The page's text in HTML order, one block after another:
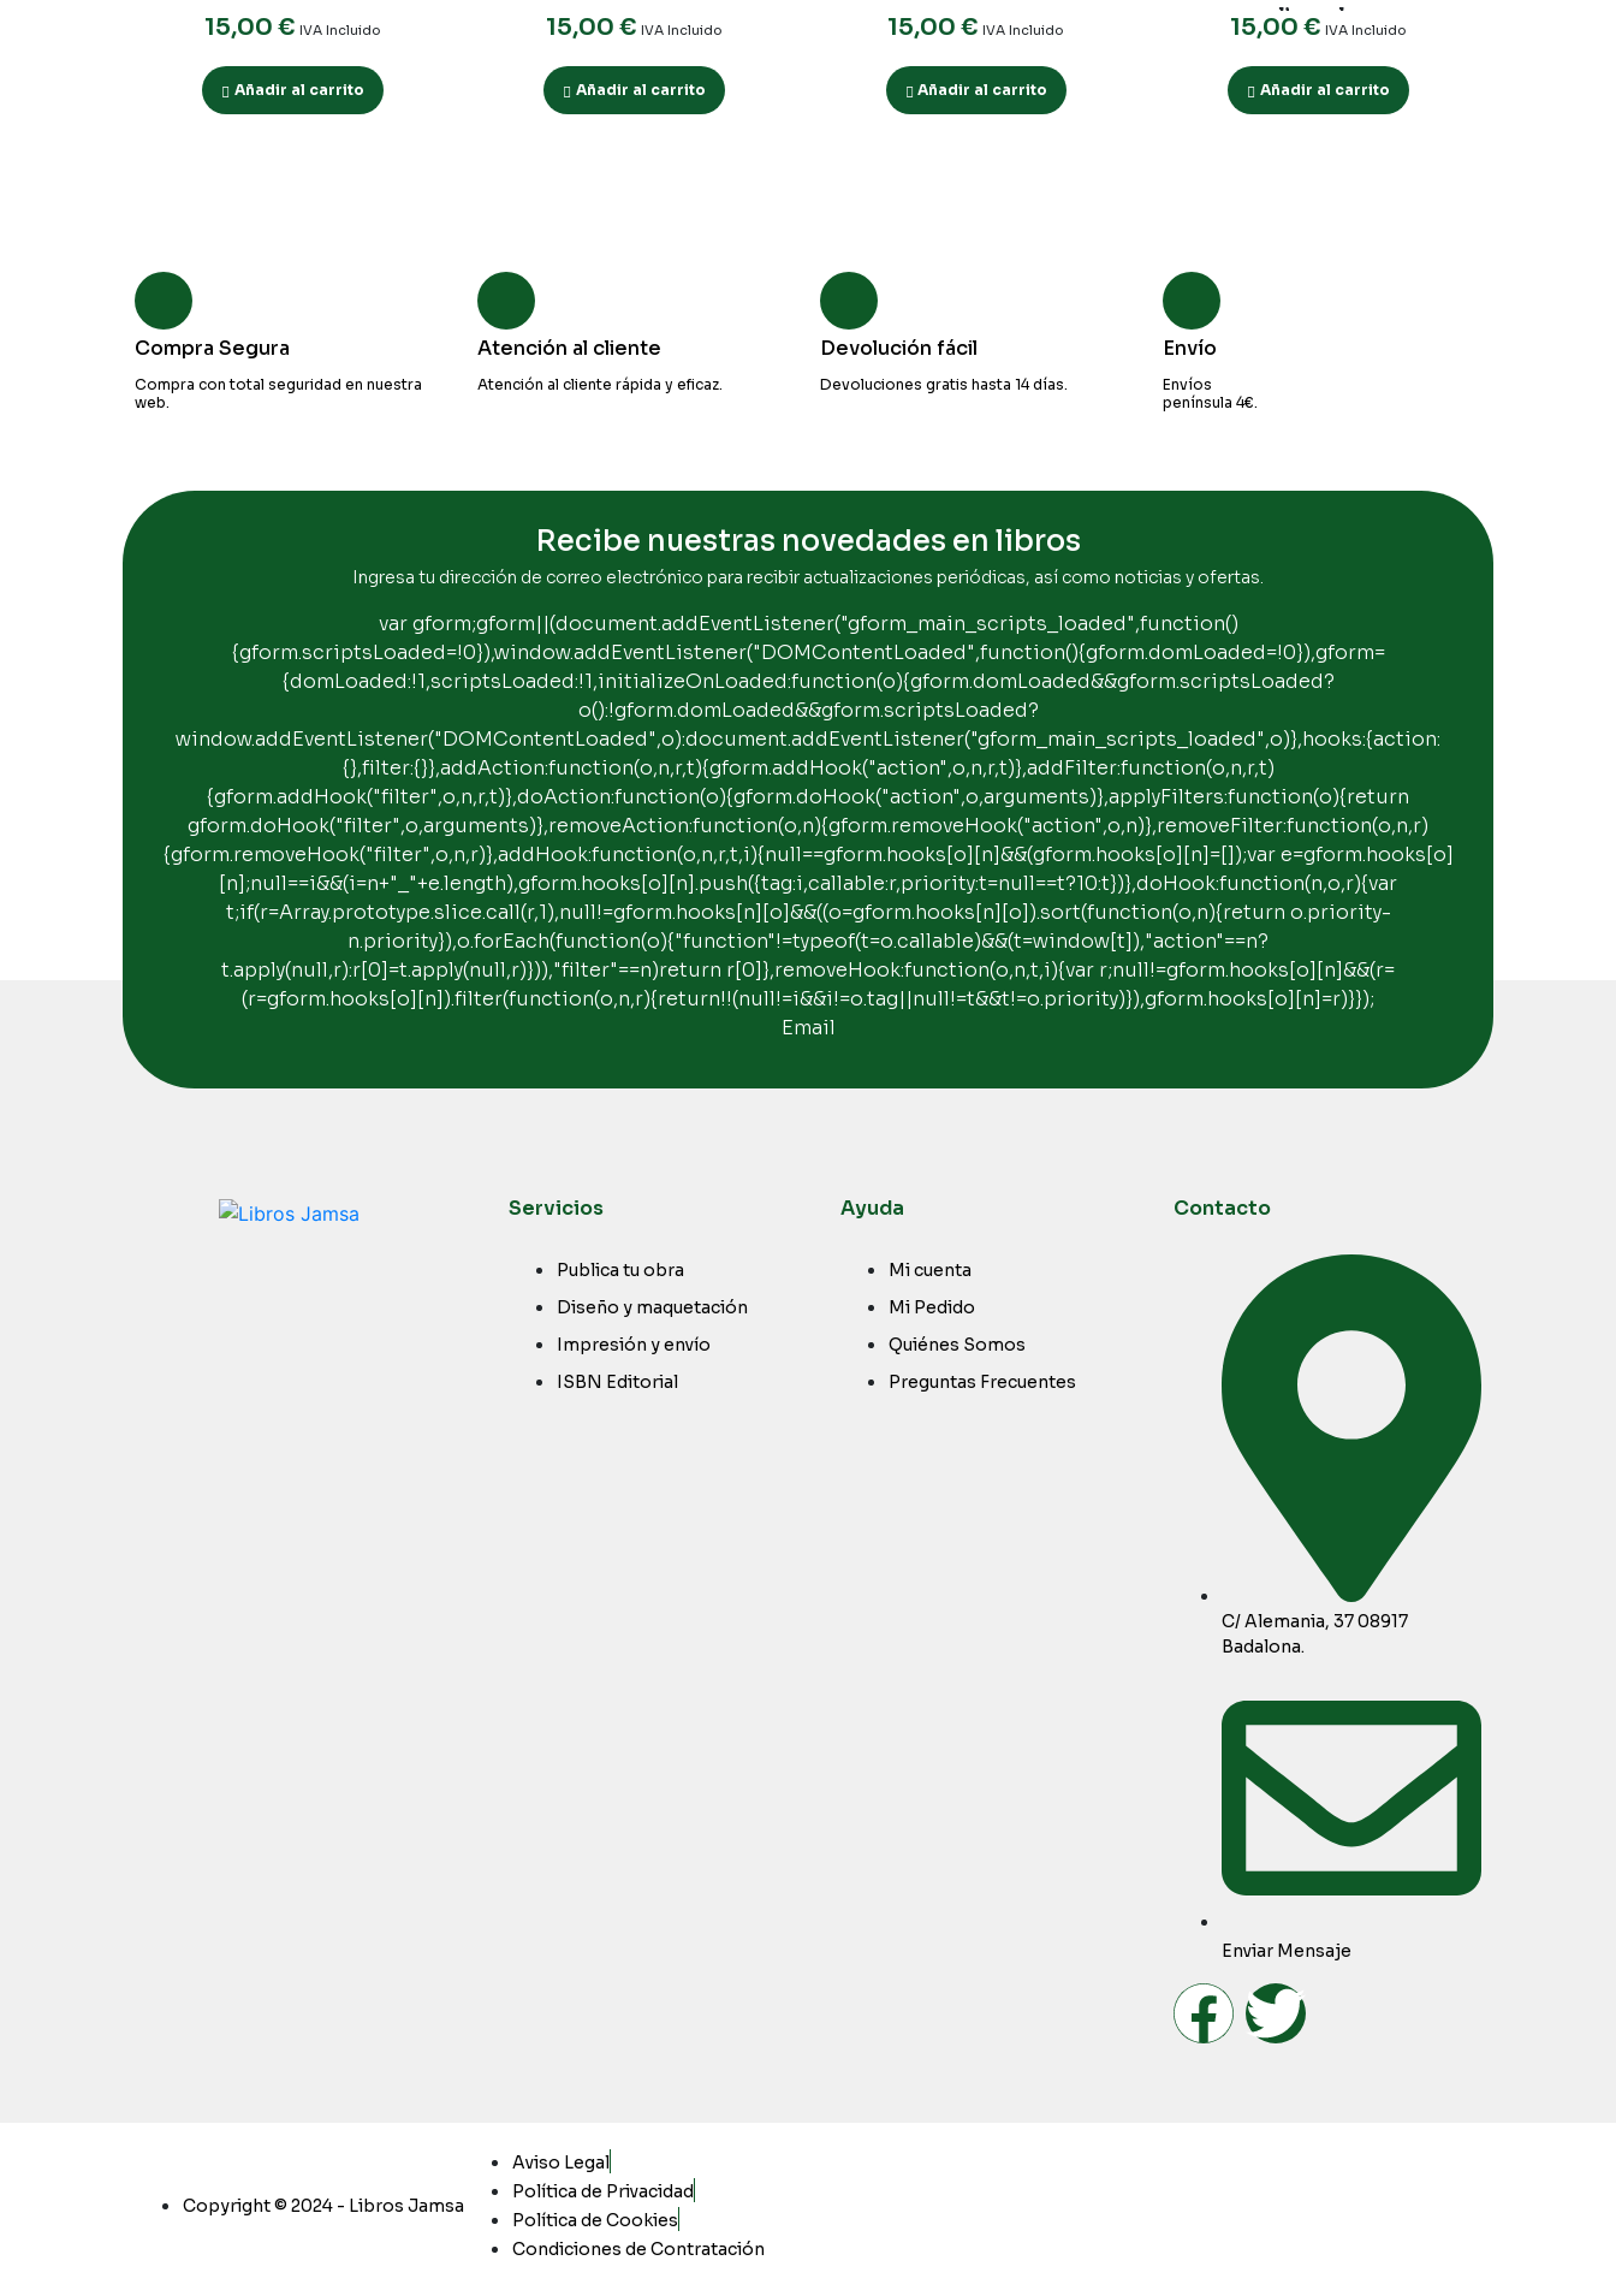
15,00 € IVA Incluido
Añadir al carrito
15,00€ IVA Incluido
Añadir al carrito
15,00€ IVA Incluido
Añadir al carrito
l’escola
15,00 € IVA Incluido
Añadir al carrito
Compra Segura
Compra con total seguridad en nuestra
web.
Atención al cliente
Atención al cliente rápida y eficaz.
Devolución fácil
Devoluciones gratis hasta 14 días.
Envío
Envíos
península 4€.
Recibe nuestras novedades en libros
Ingresa tu dirección de correo electrónico para recibir actualizaciones periódicas, así como noticias y ofertas.
var gform;gform||(document.addEventListener("gform_main_scripts_loaded",function()
{gform.scriptsLoaded=!0}),window.addEventListener("DOMContentLoaded",function(){gform.domLoaded=!0}),gform=
{domLoaded:!1,scriptsLoaded:!1,initializeOnLoaded:function(o){gform.domLoaded&&gform.scriptsLoaded?
o():!gform.domLoaded&&gform.scriptsLoaded?
window.addEventListener("DOMContentLoaded",o):document.addEventListener("gform_main_scripts_loaded",o)},hooks:{action:
{},filter:{}},addAction:function(o,n,r,t){gform.addHook("action",o,n,r,t)},addFilter:function(o,n,r,t)
{gform.addHook("filter",o,n,r,t)},doAction:function(o){gform.doHook("action",o,arguments)},applyFilters:function(o){return
gform.doHook("filter",o,arguments)},removeAction:function(o,n){gform.removeHook("action",o,n)},removeFilter:function(o,n,r)
{gform.removeHook("filter",o,n,r)},addHook:function(o,n,r,t,i){null==gform.hooks[o][n]&&(gform.hooks[o][n]=[]);var e=gform.hooks[o]
[n];null==i&&(i=n+"_"+e.length),gform.hooks[o][n].push({tag:i,callable:r,priority:t=null==t?10:t})},doHook:function(n,o,r){var
t;if(r=Array.prototype.slice.call(r,1),null!=gform.hooks[n][o]&&((o=gform.hooks[n][o]).sort(function(o,n){return o.priority-
n.priority}),o.forEach(function(o){"function"!=typeof(t=o.callable)&&(t=window[t]),"action"==n?
t.apply(null,r):r[0]=t.apply(null,r)})),"filter"==n)return r[0]},removeHook:function(o,n,t,i){var r;null!=gform.hooks[o][n]&&(r=
(r=gform.hooks[o][n]).filter(function(o,n,r){return!!(null!=i&&i!=o.tag||null!=t&&t!=o.priority)}),gform.hooks[o][n]=r)}});
Email
Servicios
Publica tu obra
Diseño y maquetación
Impresión y envío
ISBN Editorial
Ayuda
Mi cuenta
Mi Pedido
Quiénes Somos
Preguntas Frecuentes
Contacto
C/ Alemania, 37 08917
Badalona.
Enviar Mensaje
Copyright © 2024 - Libros Jamsa
Aviso Legal
Política de Privacidad
Política de Cookies
Condiciones de Contratación